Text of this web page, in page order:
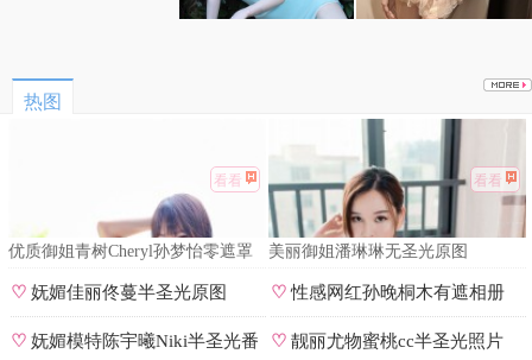
热图
看看
优质御姐青树Cheryl孙梦怡零遮罩
看看
美丽御姐潘琳琳无圣光原图
♡妩媚佳丽佟蔓半圣光原图 ♡性感网红孙晚桐木有遮相册
♡妩媚模特陈宇曦Niki半圣光番 ♡ 靓丽尤物蜜桃cc半圣光照片